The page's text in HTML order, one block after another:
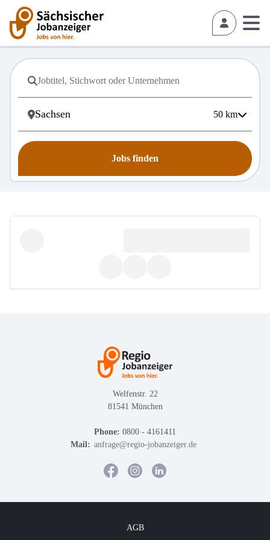
50 km
Jobs finden
Welfenstr. 22
81541 München
Phone: 0800 - 4161411
Mail: anfrage@regio-jobanzeiger.de
AGB